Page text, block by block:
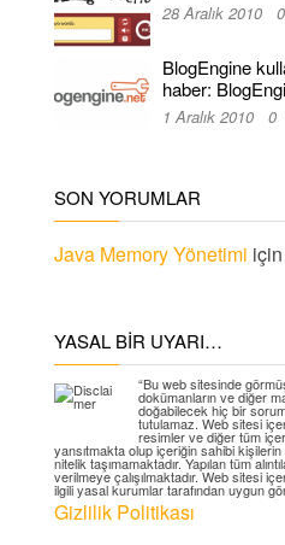
28 Aralık 2010 0
BlogEngine
haber:
1 Aralık 2010 0
SON YORUMLAR
Java Memory Yönetimi için
YASAL BIR UYARI…
“Bu web sitesinde
dokümanların ve diğer
doğabilecek hiç bir
tutulamaz. Web sitesi
resimler ve diğer tüm
yansıtmakta olup içeriğin sahibi kişilerin
nitelik taşımamaktadır. Yapılan tüm
verilmeye çalışılmaktadır. Web sitesi
ilgili yasal kurumlar tarafından uygun
Gizlilik Politikası